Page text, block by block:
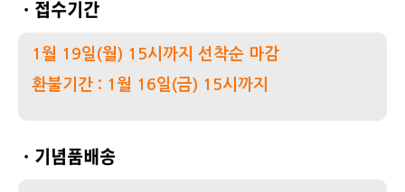
ㆍ접수기간
1월 19일(월) 15시까지 선착순 마감
환불기간 : 1월 16일(금) 15시까지
ㆍ기념품배송